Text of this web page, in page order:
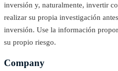
inversión y, naturalmente, invertir
realizar su propia investigación
inversión. Use la información
su propio riesgo.
Company